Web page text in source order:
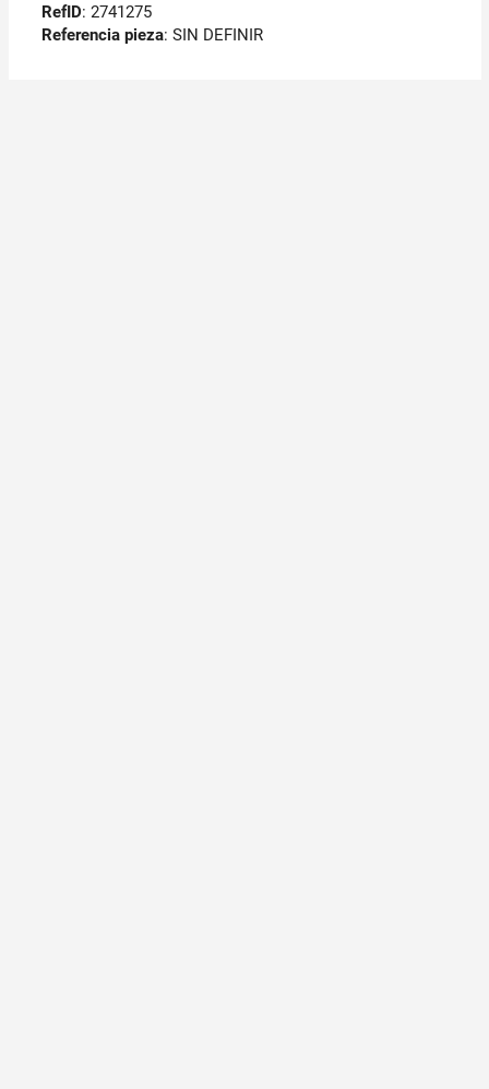
RefID: 2741275
Referencia pieza: SIN DEFINIR